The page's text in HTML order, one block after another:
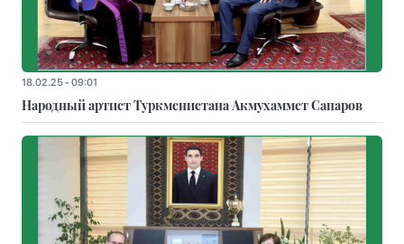
18.02.25 - 09:01
Народный артист Туркменистана Акмухаммет Сапаров